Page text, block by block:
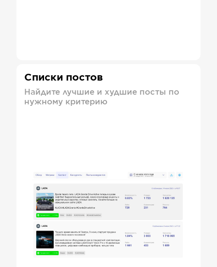
Списки постов
Найдите лучшие и худшие посты по
нужному критерию